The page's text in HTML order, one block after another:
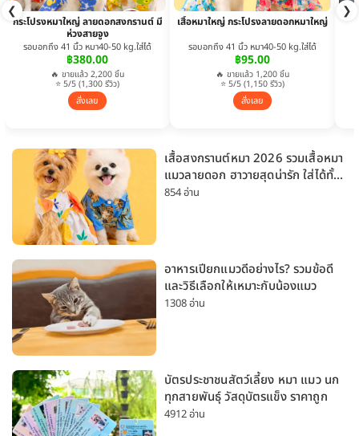
❮ ❯
กระโปรงหมาใหญ่ ลายดอกสงกรานต์ มี
ห่วงสายจูง
รอบอกถึง 41 นิ้ว หมา40-50 kg.ใส่ได้
฿380.00
🔥 ขายแล้ว 2,200 ชิ้น
⭐ 5/5 (1,300 รีวิว)
สั่งเลย
เสื้อหมาใหญ่ กระโปรงลายดอกหมาใหญ่
รอบอกถึง 41 นิ้ว หมา40-50 kg.ใส่ได้
฿95.00
🔥 ขายแล้ว 1,200 ชิ้น
⭐ 5/5 (1,150 รีวิว)
สั่งเลย
เสื้อสงกรานต์หมา 2026 รวมเสื้อหมา
แมวลายดอก ฮาวายสุดน่ารัก ใส่ได้ทั้ง
หมาเล็กและหมาใหญ่
854 อ่าน
อาหารเปียกแมวดีอย่างไร? รวมข้อดี
และวิธีเลือกให้เหมาะกับน้องแมว
1308 อ่าน
บัตรประชาชนสัตว์เลี้ยง หมา แมว นก
ทุกสายพันธุ์ วัสดุบัตรแข็ง ราคาถูก
4912 อ่าน